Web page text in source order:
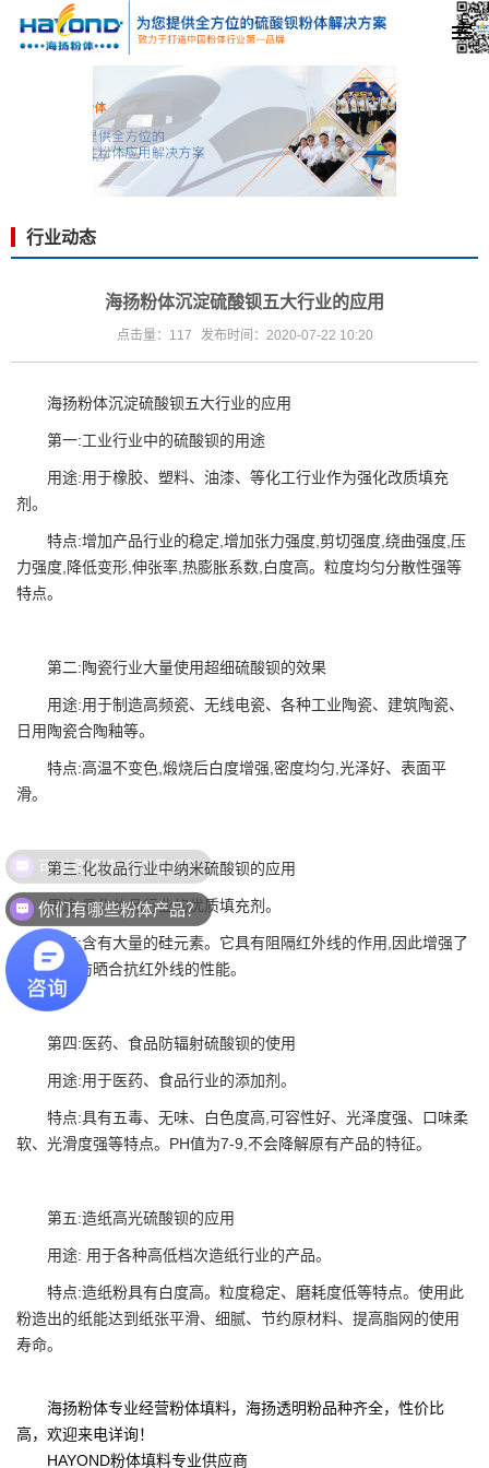
行业动态
海扬粉体沉淀硫酸钡五大行业的应用
点击量：117 发布时间：2020-07-22 10:20
海扬粉体沉淀硫酸钡五大行业的应用
第一:工业行业中的硫酸钡的用途
用途:用于橡胶、塑料、油漆、等化工行业作为强化改质填充
剂。
特点:增加产品行业的稳定,增加张力强度,剪切强度,绕曲强度,压
力强度,降低变形,伸张率,热膨胀系数,白度高。粒度均匀分散性强等
特点。
第二:陶瓷行业大量使用超细硫酸钡的效果
用途:用于制造高频瓷、无线电瓷、各种工业陶瓷、建筑陶瓷、
日用陶瓷合陶釉等。
特点:高温不变色,煅烧后白度增强,密度均匀,光泽好、表面平
滑。
第三:化妆品行业中纳米硫酸钡的应用
用途:是化妆品行业的优质填充剂。
特点:含有大量的硅元素。它具有阻隔红外线的作用,因此增强了
化妆品的防晒合抗红外线的性能。
第四:医药、食品防辐射硫酸钡的使用
用途:用于医药、食品行业的添加剂。
特点:具有五毒、无味、白色度高,可容性好、光泽度强、口味柔
软、光滑度强等特点。PH值为7-9,不会降解原有产品的特征。
第五:造纸高光硫酸钡的应用
用途: 用于各种高低档次造纸行业的产品。
特点:造纸粉具有白度高。粒度稳定、磨耗度低等特点。使用此
粉造出的纸能达到纸张平滑、细腻、节约原材料、提高脂网的使用
寿命。
海扬粉体专业经营粉体填料，海扬透明粉品种齐全，性价比
高，欢迎来电详询！
HAYOND粉体填料专业供应商
你们有哪些粉体产品？
可以免费申请样品吗？